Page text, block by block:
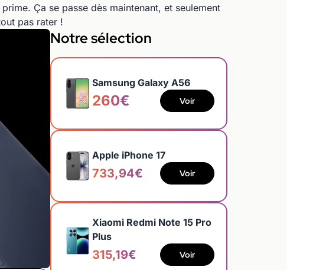
Ça se passe dès maintenant, et seulement
pas rater !
Notre sélection
Samsung Galaxy A56
260€ Voir
Apple iPhone 17
733,94€ Voir
Xiaomi Redmi Note 15 Pro
Plus
315,19€ Voir